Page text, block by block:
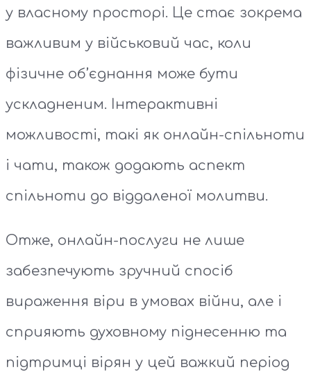
у власному просторі. Це стає зокрема
важливим у військовий час, коли
фізичне об’єднання може бути
ускладненим. Інтерактивні
можливості, такі як онлайн-спільноти
і чати, також додають аспект
спільноти до віддаленої молитви.
Отже, онлайн-послуги не лише
забезпечують зручний спосіб
вираження віри в умовах війни, але і
сприяють духовному піднесенню та
підтримці вірян у цей важкий період